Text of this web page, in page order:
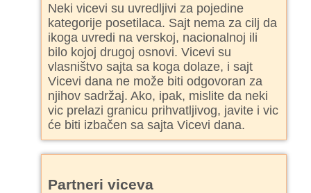
Neki vicevi su uvredljivi za pojedine
kategorije posetilaca. Sajt nema za cilj da
ikoga uvredi na verskoj, nacionalnoj ili
bilo kojoj drugoj osnovi. Vicevi su
vlasništvo sajta sa koga dolaze, i sajt
Vicevi dana ne može biti odgovoran za
njihov sadržaj. Ako, ipak, mislite da neki
vic prelazi granicu prihvatljivog, javite i vic
će biti izbačen sa sajta Vicevi dana.
Partneri viceva